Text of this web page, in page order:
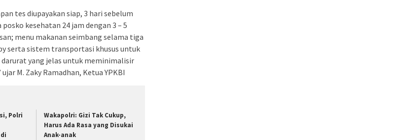
tes diupayakan siap, 3 hari sebelum
kesehatan 24 jam dengan 3 – 5
menu makanan seimbang selama tiga
serta sistem transportasi khusus untuk
yang jelas untuk meminimalisir
M. Zaky Ramadhan, Ketua YPKBI
Polri
Wakapolri: Gizi Tak Cukup,
Harus Ada Rasa yang Disukai
Anak-anak